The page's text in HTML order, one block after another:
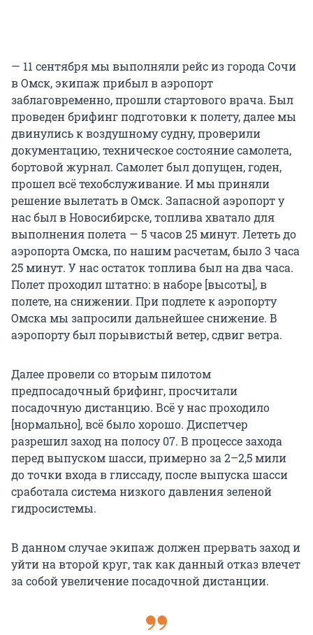
— 11 сентября мы выполняли рейс из города Сочи
в Омск, экипаж прибыл в аэропорт
заблаговременно, прошли стартового врача. Был
проведен брифинг подготовки к полету, далее мы
двинулись к воздушному судну, проверили
документацию, техническое состояние самолета,
бортовой журнал. Самолет был допущен, годен,
прошел всё техобслуживание. И мы приняли
решение вылетать в Омск. Запасной аэропорт у
нас был в Новосибирске, топлива хватало для
выполнения полета — 5 часов 25 минут. Лететь до
аэропорта Омска, по нашим расчетам, было 3 часа
25 минут. У нас остаток топлива был на два часа.
Полет проходил штатно: в наборе [высоты], в
полете, на снижении. При подлете к аэропорту
Омска мы запросили дальнейшее снижение. В
аэропорту был порывистый ветер, сдвиг ветра.
Далее провели со вторым пилотом
предпосадочный брифинг, просчитали
посадочную дистанцию. Всё у нас проходило
[нормально], всё было хорошо. Диспетчер
разрешил заход на полосу 07. В процессе захода
перед выпуском шасси, примерно за 2–2,5 мили
до точки входа в глиссаду, после выпуска шасси
сработала система низкого давления зеленой
гидросистемы.
В данном случае экипаж должен прервать заход и
уйти на второй круг, так как данный отказ влечет
за собой увеличение посадочной дистанции.